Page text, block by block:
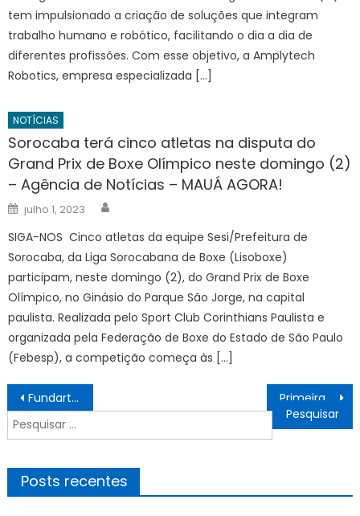
tem impulsionado a criação de soluções que integram
trabalho humano e robótico, facilitando o dia a dia de
diferentes profissões. Com esse objetivo, a Amplytech
Robotics, empresa especializada […]
NOTÍCIAS
Sorocaba terá cinco atletas na disputa do
Grand Prix de Boxe Olímpico neste domingo (2)
– Agência de Notícias – MAUÁ AGORA!
Posted
on
julho 1, 2023
SIGA-NOS Cinco atletas da equipe Sesi/Prefeitura de
Sorocaba, da Liga Sorocabana de Boxe (Lisoboxe)
participam, neste domingo (2), do Grand Prix de Boxe
Olímpico, no Ginásio do Parque São Jorge, na capital
paulista. Realizada pelo Sport Club Corinthians Paulista e
organizada pela Federação de Boxe do Estado de São Paulo
(Febesp), a competição começa às […]
Navegação
de
Post
Fundart reforça inscrições para Blocos do Carnaval 2025 – Prefeitura Municipal de Ubatuba
Pesquisar
por:
Posts recentes